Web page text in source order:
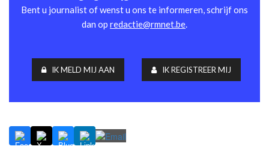
Bent u journalist of wenst u ons te informeren, schrijf ons
dan op redactie@rmnet.be.
IK MELD MIJ AAN IK REGISTREER MIJ